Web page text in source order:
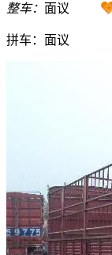
整车： 面议
拼车： 面议